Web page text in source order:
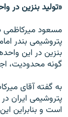
«تولید بنزین در
مسعود میرکاظمی
پتروشیمی بندر
بنزین در این
گونه محدودیت،
به گفته آقای
است و بنابراین